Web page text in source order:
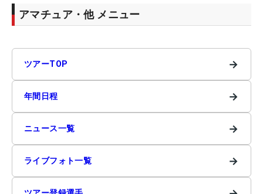
アマチュア・他 メニュー
ツアーTOP →
年間日程 →
ニュース一覧 →
ライブフォト一覧 →